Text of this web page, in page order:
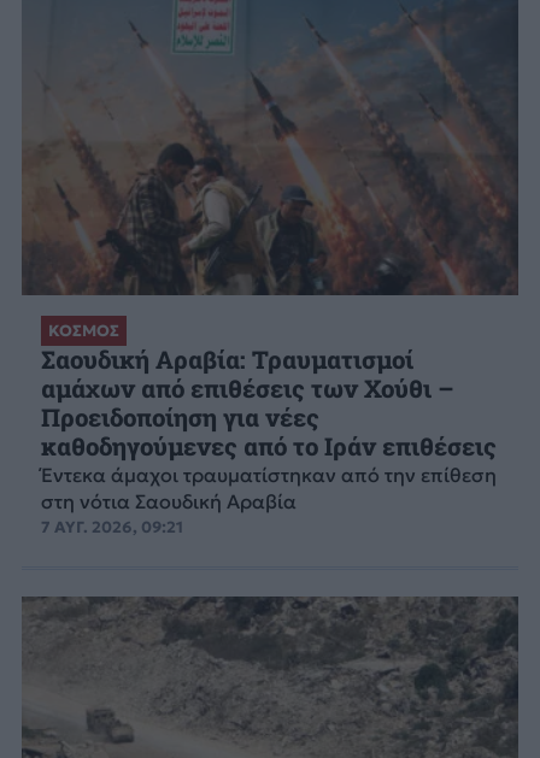
ΚΟΣΜΟΣ
Σαουδική Αραβία: Τραυματισμοί
αμάχων από επιθέσεις των Χούθι –
Προειδοποίηση για νέες
καθοδηγούμενες από το Ιράν επιθέσεις
Έντεκα άμαχοι τραυματίστηκαν από την επίθεση
στη νότια Σαουδική Αραβία
7 ΑΥΓ. 2026, 09:21